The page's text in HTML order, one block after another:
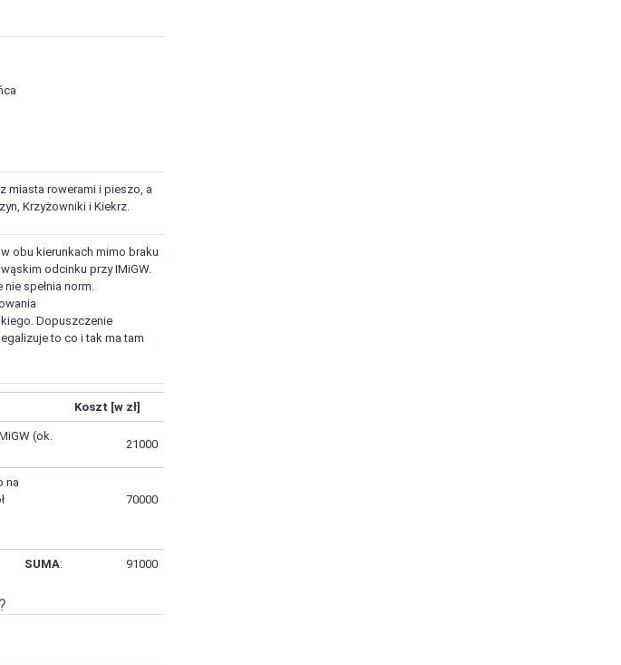
miasta rowerami i pieszo, a
Krzyżowniki i Kiekrz.
obu kierunkach mimo braku
odcinku przy IMiGW.
spełnia norm.
to co i tak ma tam
Koszt [w zł]
(ok.
21000
na
70000
SUMA: 91000